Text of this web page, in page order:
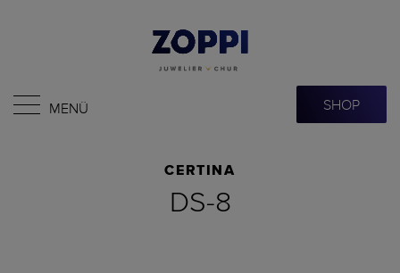
MENÜ SHOP
CERTINA
DS-8